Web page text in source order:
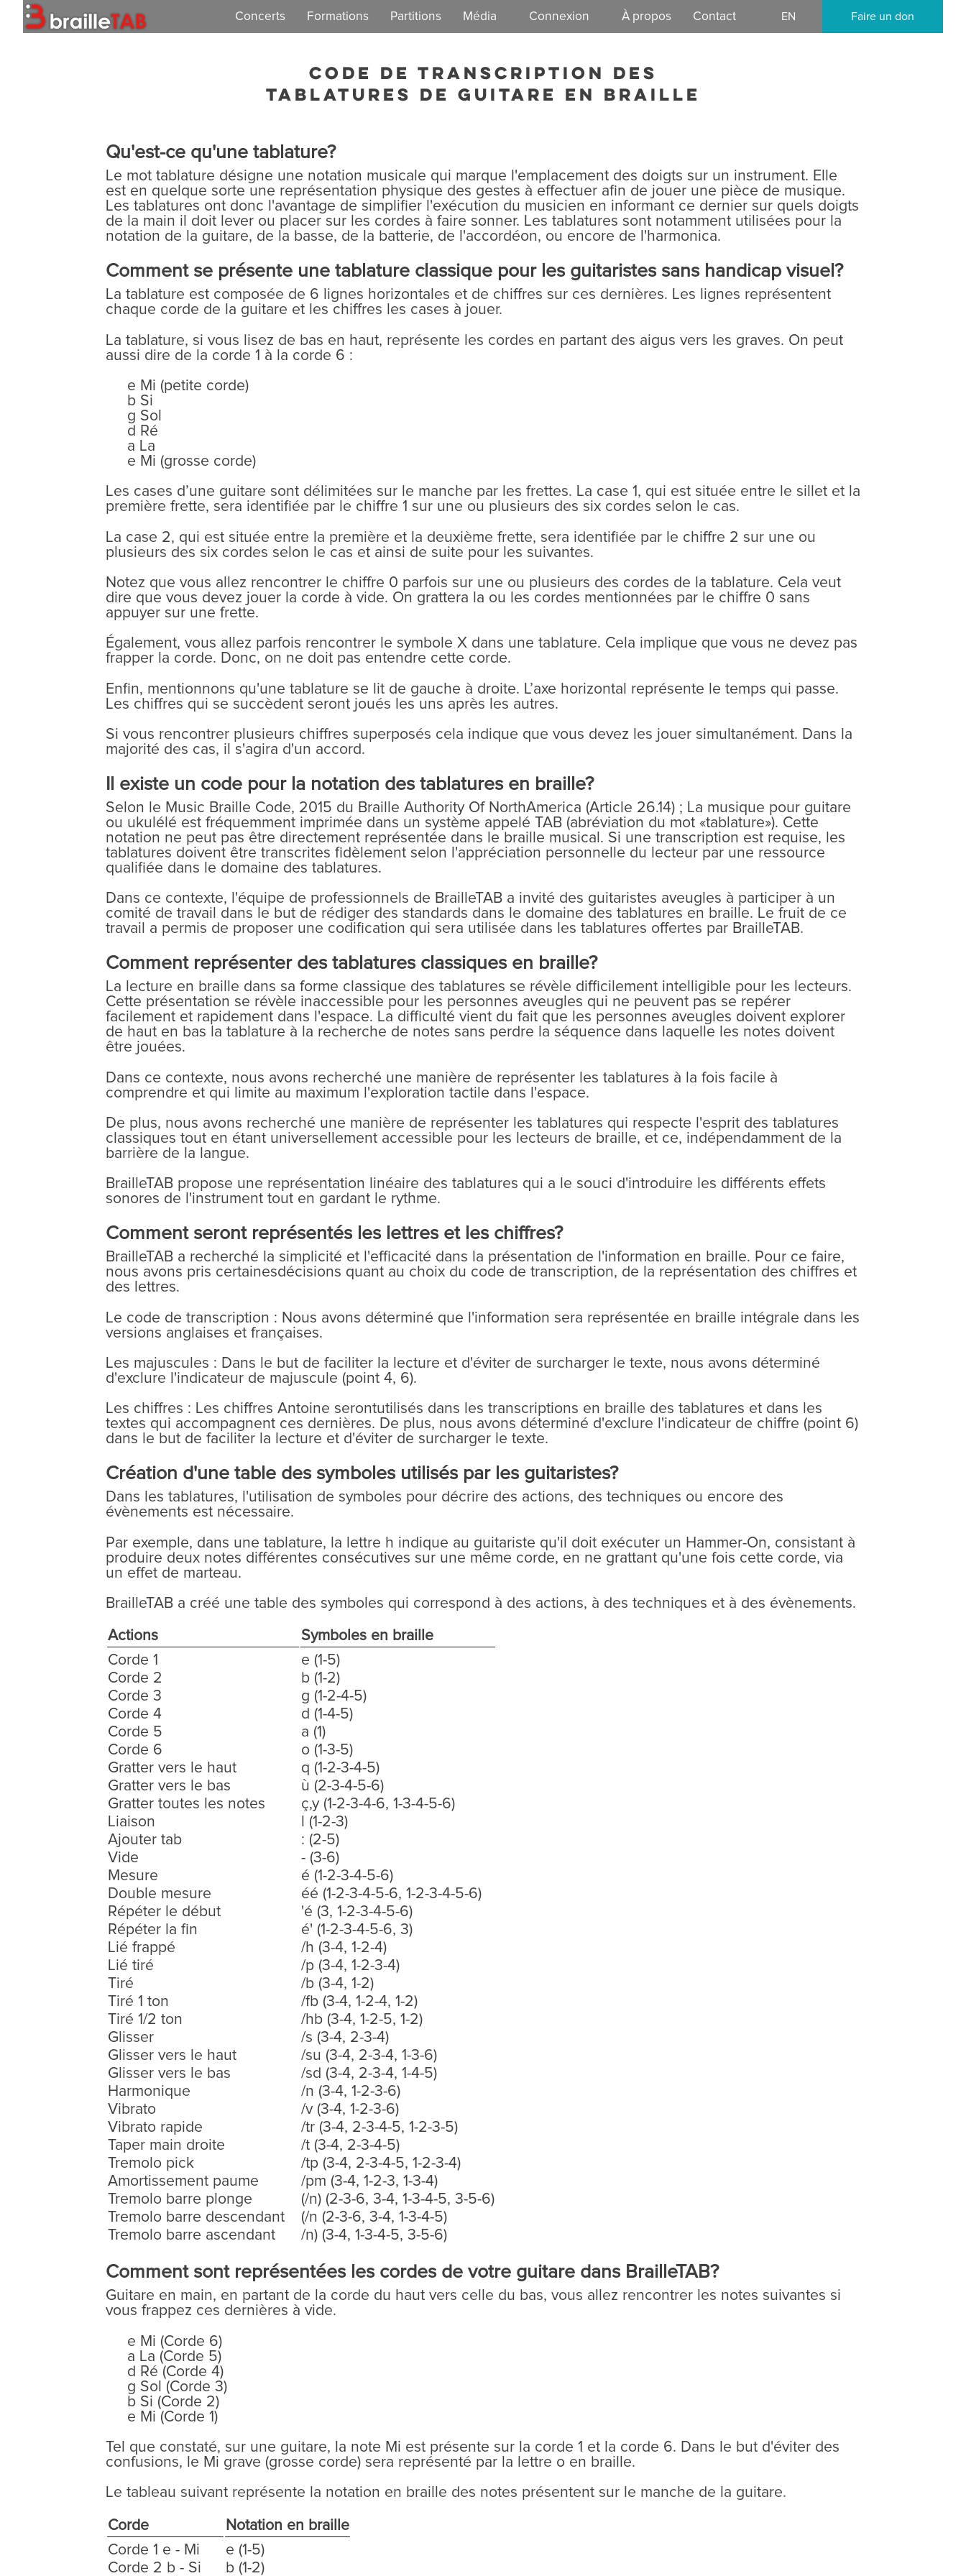
Concerts
Concert 2023
Concert 2021
Concert 2019
Formations Partitions Média Connexion À propos Contact EN Faire un don
Code de transcription des
tablatures de guitare en braille
Qu'est-ce qu'une tablature?
Le mot tablature désigne une notation musicale qui marque l'emplacement des doigts sur un instrument. Elle
est en quelque sorte une représentation physique des gestes à effectuer afin de jouer une pièce de musique.
Les tablatures ont donc l'avantage de simplifier l'exécution du musicien en informant ce dernier sur quels doigts
de la main il doit lever ou placer sur les cordes à faire sonner. Les tablatures sont notamment utilisées pour la
notation de la guitare, de la basse, de la batterie, de l'accordéon, ou encore de l'harmonica.
Comment se présente une tablature classique pour les guitaristes sans handicap visuel?
La tablature est composée de 6 lignes horizontales et de chiffres sur ces dernières. Les lignes représentent
chaque corde de la guitare et les chiffres les cases à jouer.
La tablature, si vous lisez de bas en haut, représente les cordes en partant des aigus vers les graves. On peut
aussi dire de la corde 1 à la corde 6 :
e Mi (petite corde)
b Si
g Sol
d Ré
a La
e Mi (grosse corde)
Les cases d’une guitare sont délimitées sur le manche par les frettes. La case 1, qui est située entre le sillet et la
première frette, sera identifiée par le chiffre 1 sur une ou plusieurs des six cordes selon le cas.
La case 2, qui est située entre la première et la deuxième frette, sera identifiée par le chiffre 2 sur une ou
plusieurs des six cordes selon le cas et ainsi de suite pour les suivantes.
Notez que vous allez rencontrer le chiffre 0 parfois sur une ou plusieurs des cordes de la tablature. Cela veut
dire que vous devez jouer la corde à vide. On grattera la ou les cordes mentionnées par le chiffre 0 sans
appuyer sur une frette.
Également, vous allez parfois rencontrer le symbole X dans une tablature. Cela implique que vous ne devez pas
frapper la corde. Donc, on ne doit pas entendre cette corde.
Enfin, mentionnons qu'une tablature se lit de gauche à droite. L’axe horizontal représente le temps qui passe.
Les chiffres qui se succèdent seront joués les uns après les autres.
Si vous rencontrer plusieurs chiffres superposés cela indique que vous devez les jouer simultanément. Dans la
majorité des cas, il s'agira d'un accord.
Il existe un code pour la notation des tablatures en braille?
Selon le Music Braille Code, 2015 du Braille Authority Of NorthAmerica (Article 26.14) ; La musique pour guitare
ou ukulélé est fréquemment imprimée dans un système appelé TAB (abréviation du mot «tablature»). Cette
notation ne peut pas être directement représentée dans le braille musical. Si une transcription est requise, les
tablatures doivent être transcrites fidèlement selon l'appréciation personnelle du lecteur par une ressource
qualifiée dans le domaine des tablatures.
Dans ce contexte, l'équipe de professionnels de BrailleTAB a invité des guitaristes aveugles à participer à un
comité de travail dans le but de rédiger des standards dans le domaine des tablatures en braille. Le fruit de ce
travail a permis de proposer une codification qui sera utilisée dans les tablatures offertes par BrailleTAB.
Comment représenter des tablatures classiques en braille?
La lecture en braille dans sa forme classique des tablatures se révèle difficilement intelligible pour les lecteurs.
Cette présentation se révèle inaccessible pour les personnes aveugles qui ne peuvent pas se repérer
facilement et rapidement dans l'espace. La difficulté vient du fait que les personnes aveugles doivent explorer
de haut en bas la tablature à la recherche de notes sans perdre la séquence dans laquelle les notes doivent
être jouées.
Dans ce contexte, nous avons recherché une manière de représenter les tablatures à la fois facile à
comprendre et qui limite au maximum l'exploration tactile dans l'espace.
De plus, nous avons recherché une manière de représenter les tablatures qui respecte l'esprit des tablatures
classiques tout en étant universellement accessible pour les lecteurs de braille, et ce, indépendamment de la
barrière de la langue.
BrailleTAB propose une représentation linéaire des tablatures qui a le souci d'introduire les différents effets
sonores de l'instrument tout en gardant le rythme.
Comment seront représentés les lettres et les chiffres?
BrailleTAB a recherché la simplicité et l'efficacité dans la présentation de l'information en braille. Pour ce faire,
nous avons pris certainesdécisions quant au choix du code de transcription, de la représentation des chiffres et
des lettres.
Le code de transcription : Nous avons déterminé que l'information sera représentée en braille intégrale dans les
versions anglaises et françaises.
Les majuscules : Dans le but de faciliter la lecture et d'éviter de surcharger le texte, nous avons déterminé
d'exclure l'indicateur de majuscule (point 4, 6).
Les chiffres : Les chiffres Antoine serontutilisés dans les transcriptions en braille des tablatures et dans les
textes qui accompagnent ces dernières. De plus, nous avons déterminé d'exclure l'indicateur de chiffre (point 6)
dans le but de faciliter la lecture et d'éviter de surcharger le texte.
Création d'une table des symboles utilisés par les guitaristes?
Dans les tablatures, l'utilisation de symboles pour décrire des actions, des techniques ou encore des
évènements est nécessaire.
Par exemple, dans une tablature, la lettre h indique au guitariste qu'il doit exécuter un Hammer-On, consistant à
produire deux notes différentes consécutives sur une même corde, en ne grattant qu'une fois cette corde, via
un effet de marteau.
BrailleTAB a créé une table des symboles qui correspond à des actions, à des techniques et à des évènements.
Actions
Symboles en braille
Corde 1
e (1-5)
Corde 2
b (1-2)
Corde 3
g (1-2-4-5)
Corde 4
d (1-4-5)
Corde 5
a (1)
Corde 6
o (1-3-5)
Gratter vers le haut
q (1-2-3-4-5)
Gratter vers le bas
ù (2-3-4-5-6)
Gratter toutes les notes
ç,y (1-2-3-4-6, 1-3-4-5-6)
Liaison
l (1-2-3)
Ajouter tab
: (2-5)
Vide
- (3-6)
Mesure
é (1-2-3-4-5-6)
Double mesure
éé (1-2-3-4-5-6, 1-2-3-4-5-6)
Répéter le début
'é (3, 1-2-3-4-5-6)
Répéter la fin
é' (1-2-3-4-5-6, 3)
Lié frappé
/h (3-4, 1-2-4)
Lié tiré
/p (3-4, 1-2-3-4)
Tiré
/b (3-4, 1-2)
Tiré 1 ton
/fb (3-4, 1-2-4, 1-2)
Tiré 1/2 ton
/hb (3-4, 1-2-5, 1-2)
Glisser
/s (3-4, 2-3-4)
Glisser vers le haut
/su (3-4, 2-3-4, 1-3-6)
Glisser vers le bas
/sd (3-4, 2-3-4, 1-4-5)
Harmonique
/n (3-4, 1-2-3-6)
Vibrato
/v (3-4, 1-2-3-6)
Vibrato rapide
/tr (3-4, 2-3-4-5, 1-2-3-5)
Taper main droite
/t (3-4, 2-3-4-5)
Tremolo pick
/tp (3-4, 2-3-4-5, 1-2-3-4)
Amortissement paume
/pm (3-4, 1-2-3, 1-3-4)
Tremolo barre plonge
(/n) (2-3-6, 3-4, 1-3-4-5, 3-5-6)
Tremolo barre descendant
(/n (2-3-6, 3-4, 1-3-4-5)
Tremolo barre ascendant
/n) (3-4, 1-3-4-5, 3-5-6)
Comment sont représentées les cordes de votre guitare dans BrailleTAB?
Guitare en main, en partant de la corde du haut vers celle du bas, vous allez rencontrer les notes suivantes si
vous frappez ces dernières à vide.
e Mi (Corde 6)
a La (Corde 5)
d Ré (Corde 4)
g Sol (Corde 3)
b Si (Corde 2)
e Mi (Corde 1)
Tel que constaté, sur une guitare, la note Mi est présente sur la corde 1 et la corde 6. Dans le but d'éviter des
confusions, le Mi grave (grosse corde) sera représenté par la lettre o en braille.
Le tableau suivant représente la notation en braille des notes présentent sur le manche de la guitare.
Corde
Notation en braille
Corde 1 e - Mi
e (1-5)
Corde 2 b - Si
b (1-2)